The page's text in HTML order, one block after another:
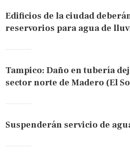
Edificios de la ciudad
reservorios para agua de
Tampico: Daño en tubería
sector norte de Madero (El
Suspenderán servicio de